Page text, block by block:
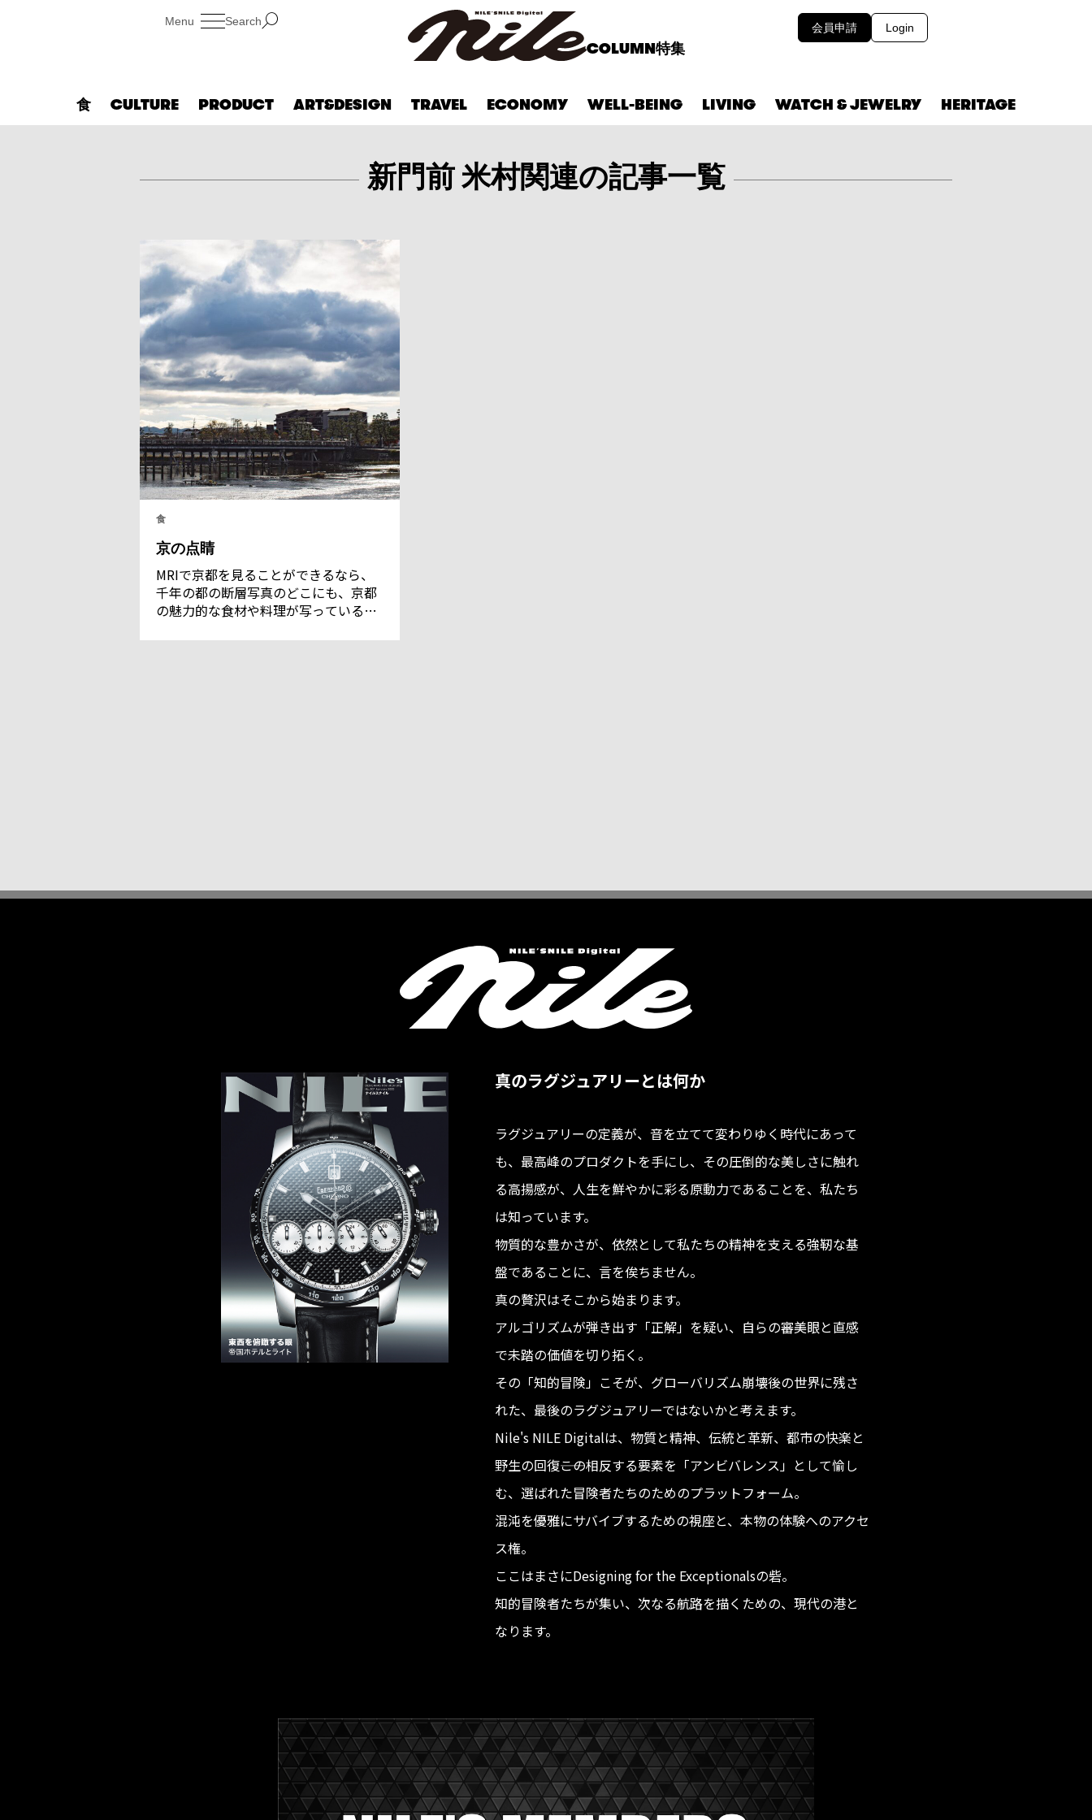
Search
COLUMN特集
会員申請 Login
食 CULTURE PRODUCT ART&DESIGN TRAVEL ECONOMY WELL-BEING LIVING WATCH & JEWELRY HERITAGE
新門前 米村関連の記事一覧
食
京の点睛
MRIで京都を見ることができるなら、
千年の都の断層写真のどこにも、京都
の魅力的な食材や料理が写っている、
18世紀の文人、大田南畝の狂歌に
真のラグジュアリーとは何か
ラグジュアリーの定義が、音を立てて変わりゆく時代にあって
も、最高峰のプロダクトを手にし、その圧倒的な美しさに触れ
る高揚感が、人生を鮮やかに彩る原動力であることを、私たち
は知っています。
物質的な豊かさが、依然として私たちの精神を支える強靭な基
盤であることに、言を俟ちません。
真の贅沢はそこから始まります。
アルゴリズムが弾き出す「正解」を疑い、自らの審美眼と直感
で未踏の価値を切り拓く。
その「知的冒険」こそが、グローバリズム崩壊後の世界に残さ
れた、最後のラグジュアリーではないかと考えます。
Nile's NILE Digitalは、物質と精神、伝統と革新、都市の快楽と
野生の回復――この相反する要素を「アンビバレンス」として愉し
む、選ばれた冒険者たちのためのプラットフォーム。
混沌を優雅にサバイブするための視座と、本物の体験へのアクセ
ス権。
ここはまさにDesigning for the Exceptionalsの砦。
知的冒険者たちが集い、次なる航路を描くための、現代の港と
なります。